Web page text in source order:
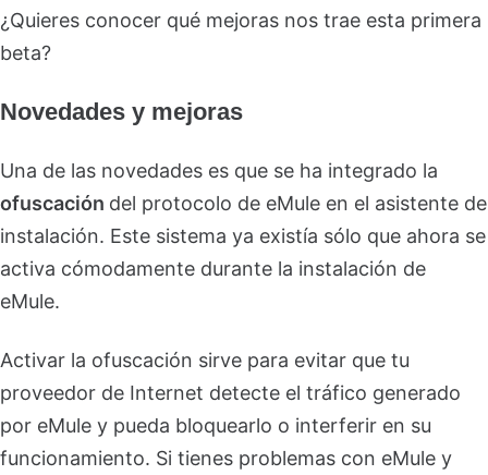
¿Quieres conocer qué mejoras nos trae esta primera
beta?
Novedades y mejoras
Una de las novedades es que se ha integrado la
ofuscación del protocolo de eMule en el asistente de
instalación. Este sistema ya existía sólo que ahora se
activa cómodamente durante la instalación de
eMule.
Activar la ofuscación sirve para evitar que tu
proveedor de Internet detecte el tráfico generado
por eMule y pueda bloquearlo o interferir en su
funcionamiento. Si tienes problemas con eMule y